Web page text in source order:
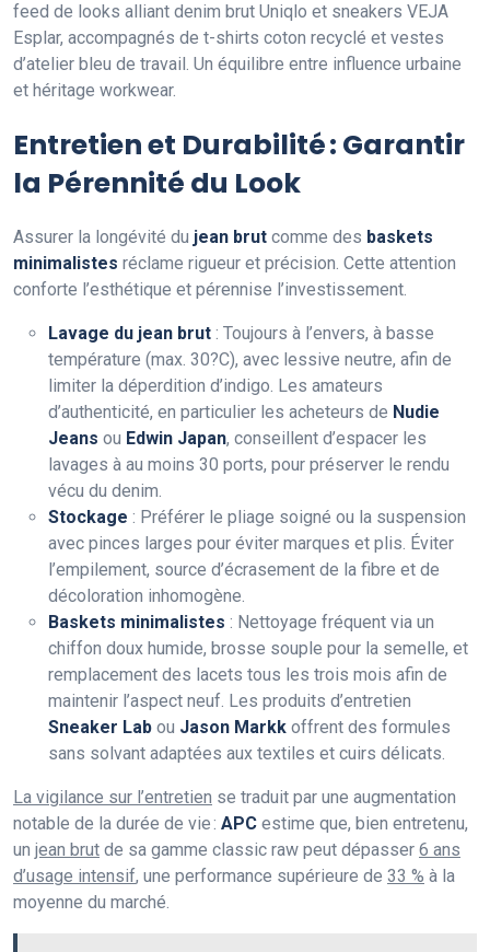
feed de looks alliant denim brut Uniqlo et sneakers VEJA
Esplar, accompagnés de t-shirts coton recyclé et vestes
d’atelier bleu de travail. Un équilibre entre influence urbaine
et héritage workwear.
Entretien et Durabilité : Garantir
la Pérennité du Look
Assurer la longévité du jean brut comme des baskets
minimalistes réclame rigueur et précision. Cette attention
conforte l’esthétique et pérennise l’investissement.
Lavage du jean brut : Toujours à l’envers, à basse
température (max. 30?C), avec lessive neutre, afin de
limiter la déperdition d’indigo. Les amateurs
d’authenticité, en particulier les acheteurs de Nudie
Jeans ou Edwin Japan, conseillent d’espacer les
lavages à au moins 30 ports, pour préserver le rendu
vécu du denim.
Stockage : Préférer le pliage soigné ou la suspension
avec pinces larges pour éviter marques et plis. Éviter
l’empilement, source d’écrasement de la fibre et de
décoloration inhomogène.
Baskets minimalistes : Nettoyage fréquent via un
chiffon doux humide, brosse souple pour la semelle, et
remplacement des lacets tous les trois mois afin de
maintenir l’aspect neuf. Les produits d’entretien
Sneaker Lab ou Jason Markk offrent des formules
sans solvant adaptées aux textiles et cuirs délicats.
La vigilance sur l’entretien se traduit par une augmentation
notable de la durée de vie : APC estime que, bien entretenu,
un jean brut de sa gamme classic raw peut dépasser 6 ans
d’usage intensif, une performance supérieure de 33 % à la
moyenne du marché.